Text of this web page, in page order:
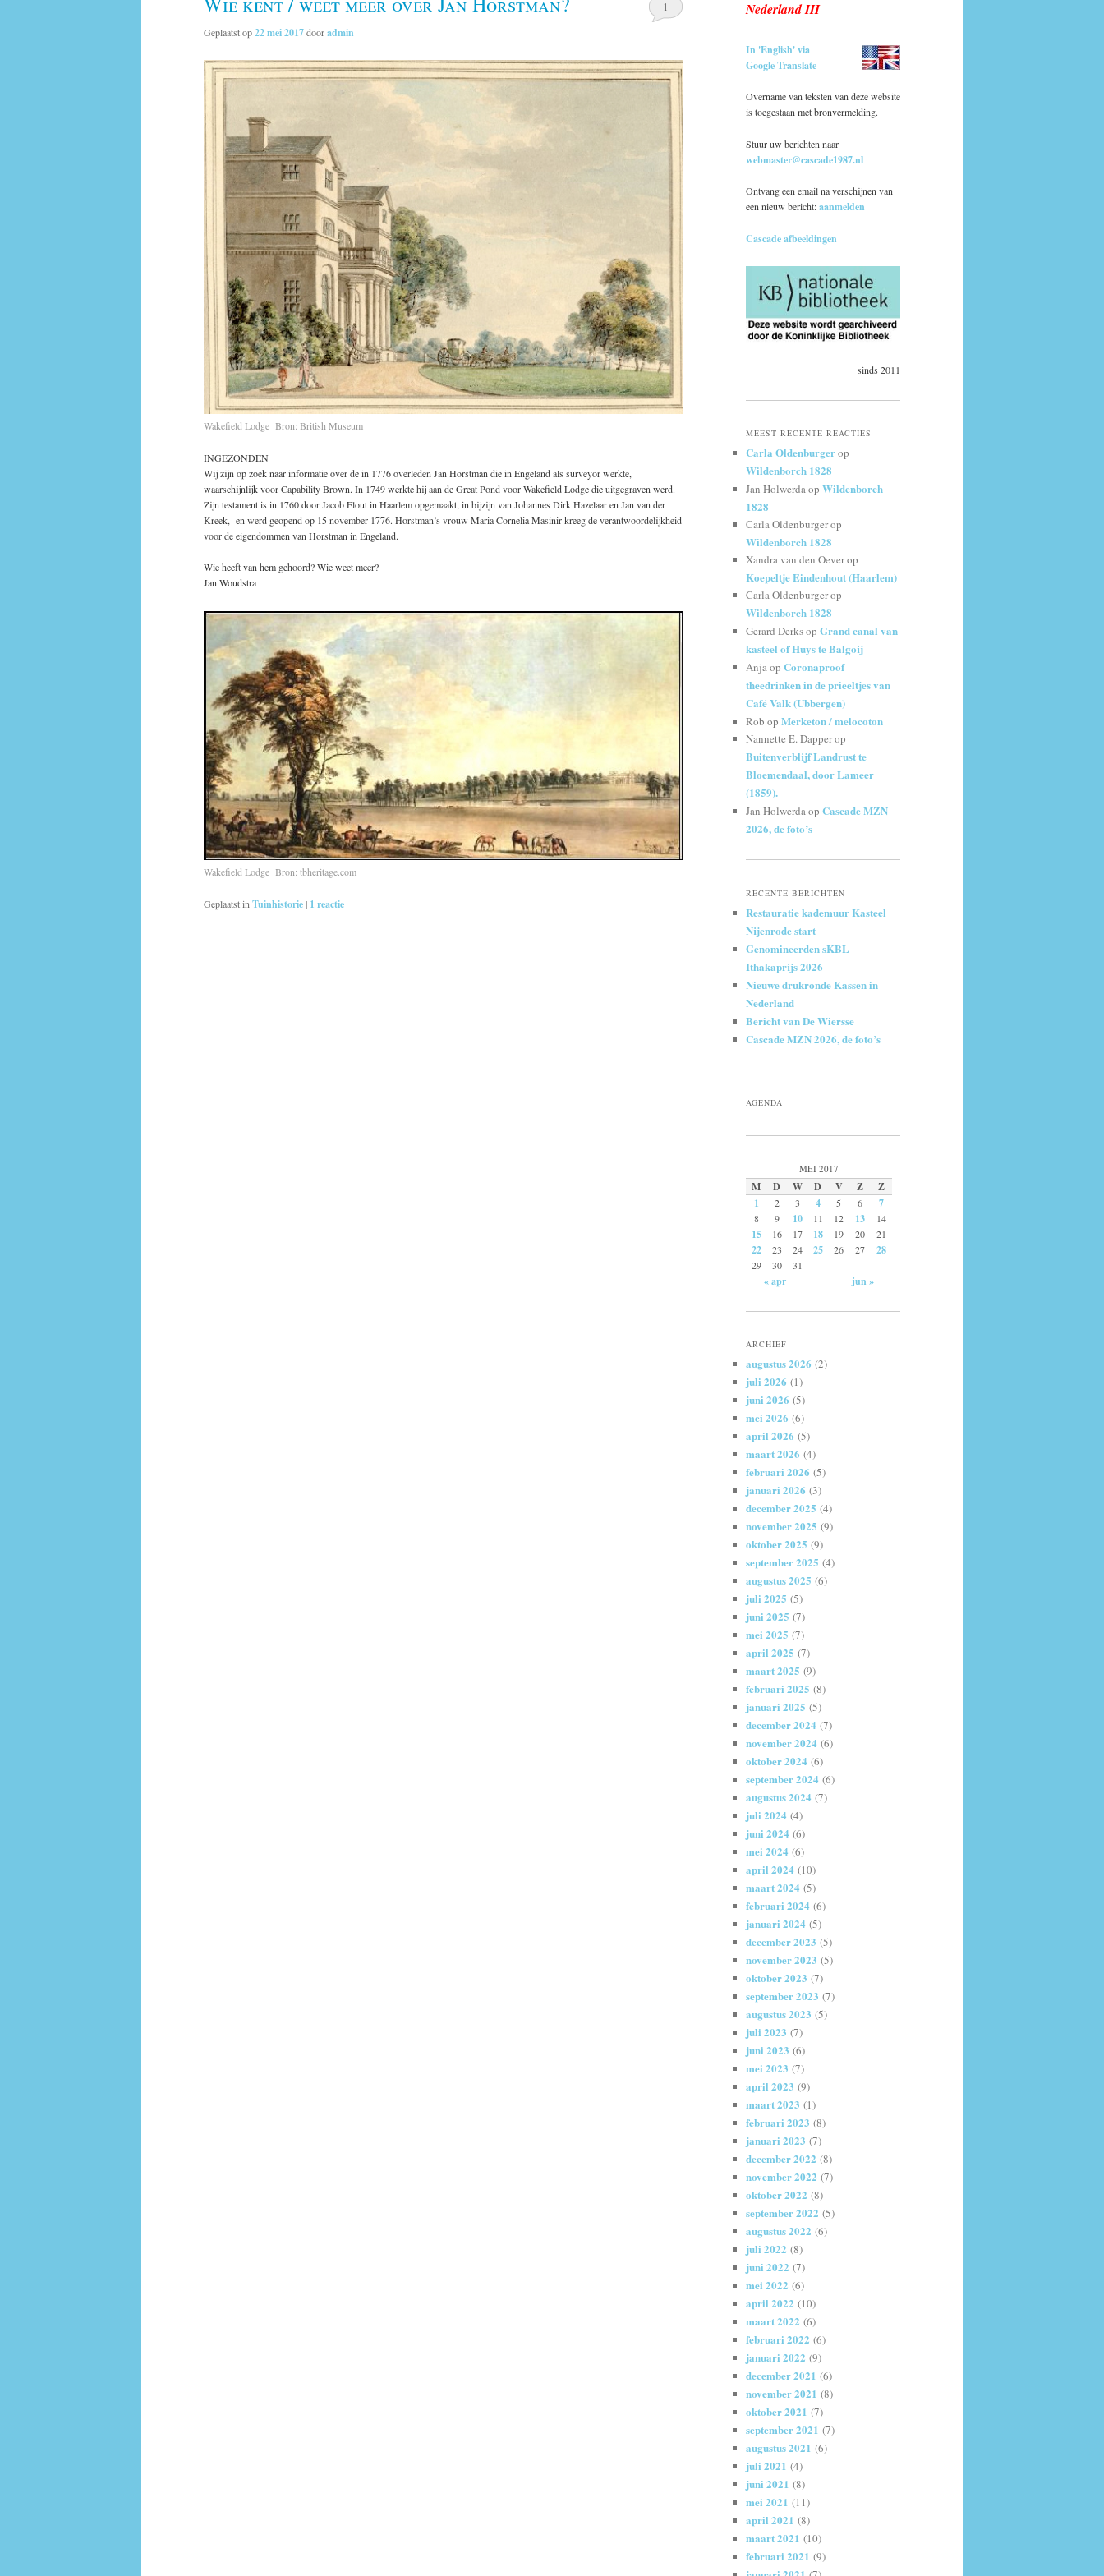
Geplaatst op22 mei 2017dooradmin
1
Wakefield Lodge Bron: British Museum
INGEZONDEN
Wij zijn op zoek naar informatie over de in 1776 overleden Jan Horstman die in Engeland als surveyor werkte,
waarschijnlijk voor Capability Brown. In 1749 werkte hij aan de Great Pond voor Wakefield Lodge die uitgegraven werd.
Zijn testament is in 1760 door Jacob Elout in Haarlem opgemaakt, in bijzijn van Johannes Dirk Hazelaar en Jan van der
Kreek, en werd geopend op 15 november 1776. Horstman’s vrouw Maria Cornelia Masinir kreeg de verantwoordelijkheid
voor de eigendommen van Horstman in Engeland.
Wie heeft van hem gehoord? Wie weet meer?
Jan Woudstra
Wakefield Lodge Bron: tbheritage.com
Geplaatst in Tuinhistorie| 1 reactie
Nederland III
In 'English' via
Google Translate
Overname van teksten van deze website
is toegestaan met bronvermelding.
Stuur uw berichten naar
webmaster@cascade1987.nl
Ontvang een email na verschijnen van
een nieuw bericht:aanmelden
Cascade afbeeldingen
sinds 2011
MEEST RECENTE REACTIES
Carla Oldenburgerop
Wildenborch 1828
Jan Holwerdaop Wildenborch
1828
Carla Oldenburgerop
Wildenborch 1828
Xandra van den Oeverop
Koepeltje Eindenhout (Haarlem)
Carla Oldenburgerop
Wildenborch 1828
Gerard Derksop Grand canal van
kasteel of Huys te Balgoij
Anjaop Coronaproof
theedrinken in de prieeltjes van
Café Valk (Ubbergen)
Rob op Merketon / melocoton
Nannette E. Dapperop
Buitenverblijf Landrust te
Bloemendaal, door Lameer
(1859).
Jan Holwerdaop Cascade MZN
2026, de foto’s
RECENTE BERICHTEN
Restauratie kademuur Kasteel
Nijenrode start
Genomineerden sKBL
Ithakaprijs 2026
Nieuwe drukronde Kassen in
Nederland
Bericht van De Wiersse
Cascade MZN 2026, de foto’s
AGENDA
MEI 2017
M D W D V Z
Z
1
2 3 4 5 6 7
8 9 10 11 12 13 14
15 16 17 18 19 20 21
22 23 24 25 26 27 28
29 30 31
« apr jun »
ARCHIEF
augustus 2026 (2)
juli 2026 (1)
juni 2026 (5)
mei 2026 (6)
april 2026 (5)
maart 2026 (4)
februari 2026 (5)
januari 2026 (3)
december 2025 (4)
november 2025 (9)
oktober 2025 (9)
september 2025 (4)
augustus 2025 (6)
juli 2025 (5)
juni 2025 (7)
mei 2025 (7)
april 2025 (7)
maart 2025 (9)
februari 2025 (8)
januari 2025 (5)
december 2024 (7)
november 2024 (6)
oktober 2024 (6)
september 2024 (6)
augustus 2024 (7)
juli 2024 (4)
juni 2024 (6)
mei 2024 (6)
april 2024 (10)
maart 2024 (5)
februari 2024 (6)
januari 2024 (5)
december 2023 (5)
november 2023 (5)
oktober 2023 (7)
september 2023 (7)
augustus 2023 (5)
juli 2023 (7)
juni 2023 (6)
mei 2023 (7)
april 2023 (9)
maart 2023 (1)
februari 2023 (8)
januari 2023 (7)
december 2022 (8)
november 2022 (7)
oktober 2022 (8)
september 2022 (5)
augustus 2022 (6)
juli 2022 (8)
juni 2022 (7)
mei 2022 (6)
april 2022 (10)
maart 2022 (6)
februari 2022 (6)
januari 2022 (9)
december 2021 (6)
november 2021 (8)
oktober 2021 (7)
september 2021 (7)
augustus 2021 (6)
juli 2021 (4)
juni 2021 (8)
mei 2021 (11)
april 2021 (8)
maart 2021 (10)
februari 2021 (9)